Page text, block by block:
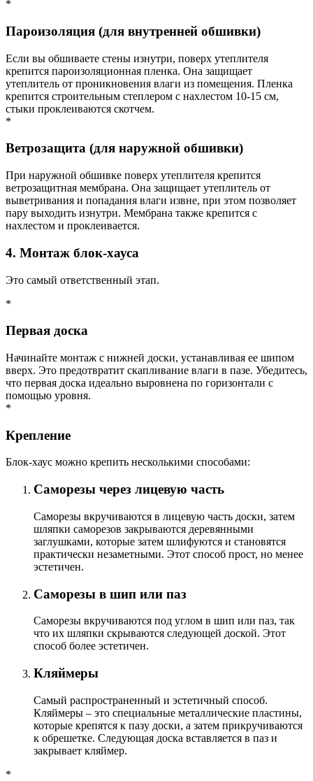
*
Пароизоляция (для внутренней обшивки)
Если вы обшиваете стены изнутри, поверх утеплителя
крепится пароизоляционная пленка. Она защищает
утеплитель от проникновения влаги из помещения. Пленка
крепится строительным степлером с нахлестом 10-15 см,
стыки проклеиваются скотчем.
*
Ветрозащита (для наружной обшивки)
При наружной обшивке поверх утеплителя крепится
ветрозащитная мембрана. Она защищает утеплитель от
выветривания и попадания влаги извне, при этом позволяет
пару выходить изнутри. Мембрана также крепится с
нахлестом и проклеивается.
4. Монтаж блок-хауса
Это самый ответственный этап.
*
Первая доска
Начинайте монтаж с нижней доски, устанавливая ее шипом
вверх. Это предотвратит скапливание влаги в пазе. Убедитесь,
что первая доска идеально выровнена по горизонтали с
помощью уровня.
*
Крепление
Блок-хаус можно крепить несколькими способами:
Саморезы через лицевую часть
Саморезы вкручиваются в лицевую часть доски, затем
шляпки саморезов закрываются деревянными
заглушками, которые затем шлифуются и становятся
практически незаметными. Этот способ прост, но менее
эстетичен.
Саморезы в шип или паз
Саморезы вкручиваются под углом в шип или паз, так
что их шляпки скрываются следующей доской. Этот
способ более эстетичен.
Кляймеры
Самый распространенный и эстетичный способ.
Кляймеры – это специальные металлические пластины,
которые крепятся к пазу доски, а затем прикручиваются
к обрешетке. Следующая доска вставляется в паз и
закрывает кляймер.
*